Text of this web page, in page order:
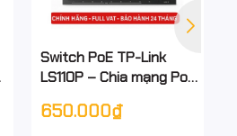
Switch PoE TP-Link
LS110P – Chia mạng Poe
uplink 10/100Mbps –
650.000₫